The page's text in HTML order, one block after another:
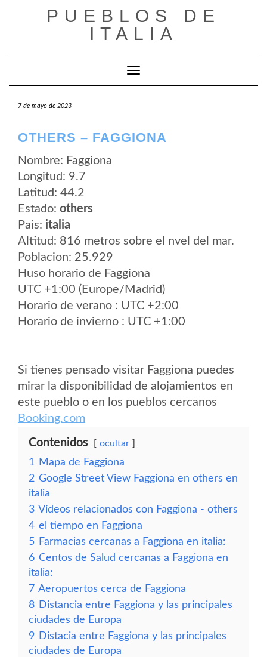
PUEBLOS DE
ITALIA
Cambiar modo de navegación
7 de mayo de 2023
OTHERS – FAGGIONA
Nombre: Faggiona
Longitud: 9.7
Latitud: 44.2
Estado: others
Pais: italia
Altitud: 816 metros sobre el nvel del mar.
Poblacion: 25.929
Huso horario de Faggiona
UTC +1:00 (Europe/Madrid)
Horario de verano : UTC +2:00
Horario de invierno : UTC +1:00
Si tienes pensado visitar Faggiona puedes
mirar la disponibilidad de alojamientos en
este pueblo o en los pueblos cercanos
Booking.com
Contenidos ocultar
1
Mapa de Faggiona
2 Google Street View Faggiona en others en
italia
3 Vídeos relacionados con Faggiona - others
4 el tiempo en Faggiona
5 Farmacias cercanas a Faggiona en italia:
6 Centos de Salud cercanas a Faggiona en
italia:
7 Aeropuertos cerca de Faggiona
8 Distancia entre Faggiona y las principales
ciudades de Europa
9 Distacia entre Faggiona y las principales
ciudades de Europa